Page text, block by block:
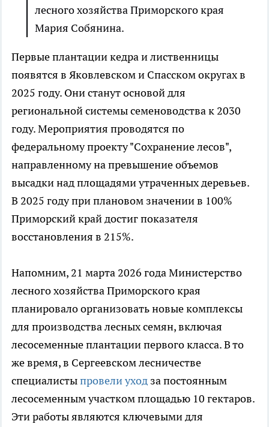
лесного хозяйства Приморского края
Мария Собянина.
Первые плантации кедра и лиственницы
появятся в Яковлевском и Спасском округах в
2025 году. Они станут основой для
региональной системы семеноводства к 2030
году. Мероприятия проводятся по
федеральному проекту "Сохранение лесов",
направленному на превышение объемов
высадки над площадями утраченных деревьев.
В 2025 году при плановом значении в 100%
Приморский край достиг показателя
восстановления в 215%.
Напомним, 21 марта 2026 года Министерство
лесного хозяйства Приморского края
планировало организовать новые комплексы
для производства лесных семян, включая
лесосеменные плантации первого класса. В то
же время, в Сергеевском лесничестве
специалистыпровели уход за постоянным
лесосеменным участком площадью 10 гектаров.
Эти работы являются ключевыми для